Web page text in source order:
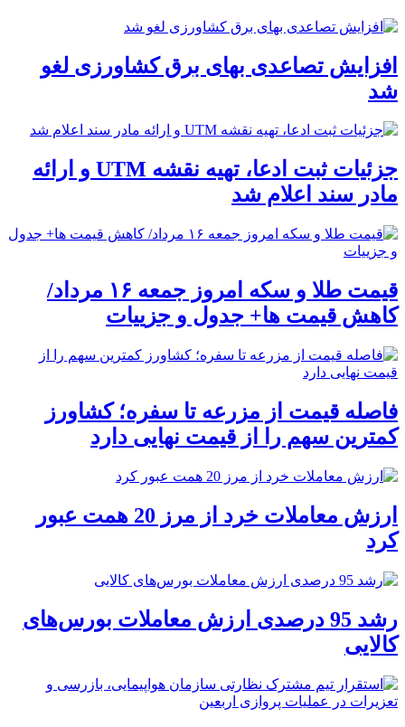
افزایش تصاعدی بهای برق کشاورزی لغو
شد
جزئیات ثبت ادعا، تهیه نقشه UTM و ارائه
مادر سند اعلام شد
قیمت طلا و سکه امروز جمعه ۱۶ مرداد/
کاهش قیمت ها+ جدول و جزییات
فاصله قیمت از مزرعه تا سفره؛ کشاورز
کمترین سهم را از قیمت نهایی دارد
ارزش معاملات خرد از مرز 20 همت عبور
کرد
رشد 95 درصدی ارزش معاملات بورس‌های
کالایی